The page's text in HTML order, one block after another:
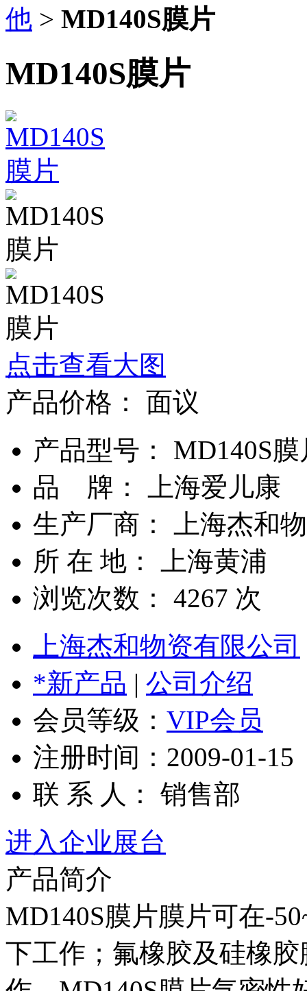
他 > MD140S膜片
MD140S膜片
点击查看大图
产品价格： 面议
产品型号： MD140S膜
品 牌： 上海爱儿康
生产厂商： 上海杰和
所 在 地： 上海黄浦
浏览次数： 4267 次
上海杰和物资有限公司
*新产品 | 公司介绍
会员等级： VIP会员
注册时间：2009-01-15
联 系 人： 销售部
进入企业展台
产品简介
MD140S膜片膜片可在-
下工作；氟橡胶及硅橡